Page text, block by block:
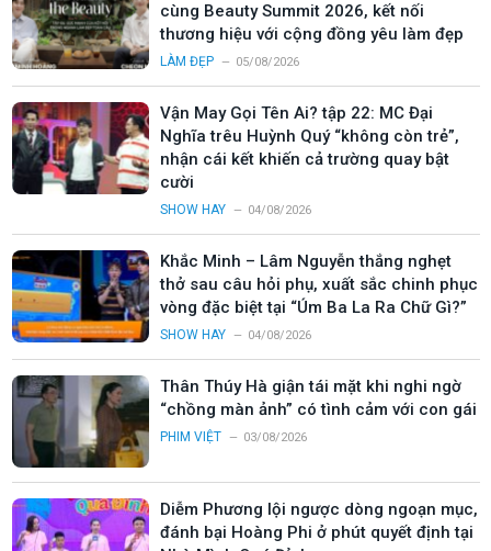
cùng Beauty Summit 2026, kết nối
thương hiệu với cộng đồng yêu làm đẹp
LÀM ĐẸP 05/08/2026
Vận May Gọi Tên Ai? tập 22: MC Đại
Nghĩa trêu Huỳnh Quý “không còn trẻ”,
nhận cái kết khiến cả trường quay bật
cười
SHOW HAY 04/08/2026
Khắc Minh – Lâm Nguyễn thắng nghẹt
thở sau câu hỏi phụ, xuất sắc chinh phục
vòng đặc biệt tại “Úm Ba La Ra Chữ Gì?”
SHOW HAY 04/08/2026
Thân Thúy Hà giận tái mặt khi nghi ngờ
“chồng màn ảnh” có tình cảm với con gái
PHIM VIỆT 03/08/2026
Diễm Phương lội ngược dòng ngoạn mục,
đánh bại Hoàng Phi ở phút quyết định tại